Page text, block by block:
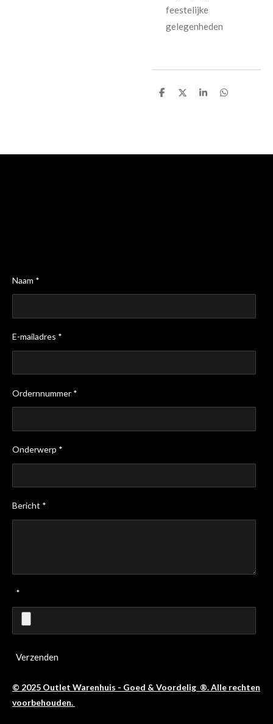
feestelijke
gelegenheden
D
D
S
D
Naam *
E-mailadres *
Ordernnummer *
Onderwerp *
Bericht *
*
Verzenden
© 2025 Outlet Warenhuis - Goed & Voordelig ®. Alle rechten
voorbehouden.